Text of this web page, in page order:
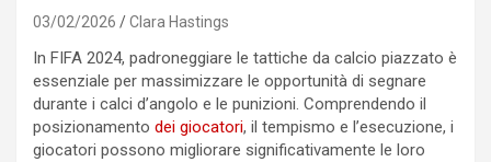
03/02/2026 Clara Hastings
In FIFA 2024, padroneggiare le tattiche da calcio piazzato è
essenziale per massimizzare le opportunità di segnare
durante i calci d’angolo e le punizioni. Comprendendo il
posizionamento dei giocatori, il tempismo e l’esecuzione, i
giocatori possono migliorare significativamente le loro